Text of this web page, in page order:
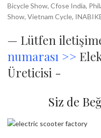
Bicycle Show, Cfose India,
Show, Vietnam Cycle,
— Lütfen
numarası >>
Üreticisi -
Siz de